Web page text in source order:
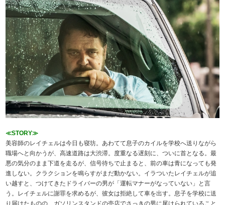
≪STORY≫
美容師のレイチェルは今日も寝坊。あわてて息子のカイルを学校へ送りながら
職場へと向かうが、高速道路は大渋滞。度重なる遅刻に、ついに首となる。最
悪の気分のまま下道を走るが、信号待ちで止まると、前の車は青になっても発
進しない。クラクションを鳴らすがまだ動かない。イラついたレイチェルが追
い越すと、つけてきたドライバーの男が「運転マナーがなっていない」と言
う。レイチェルに謝罪を求めるが、彼女は拒絶して車を出す。息子を学校に送